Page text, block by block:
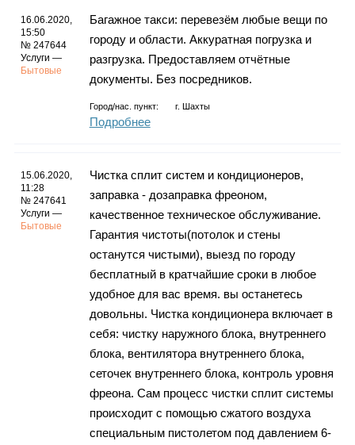
16.06.2020,
15:50
№ 247644
Услуги —
Бытовые
Багажное такси: перевезём любые вещи по
городу и области. Аккуратная погрузка и
разгрузка. Предоставляем отчётные
документы. Без посредников.
Город/нас. пункт: г. Шахты
Подробнее
15.06.2020,
11:28
№ 247641
Услуги —
Бытовые
Чистка сплит систем и кондиционеров,
заправка - дозаправка фреоном,
качественное техническое обслуживание.
Гарантия чистоты(потолок и стены
останутся чиcтыми), выезд по городу
бесплатный в кратчайшие сроки в любое
удобное для вас время. вы останетесь
довольны. Чистка кондиционера включает в
себя: чистку наружного блока, внутреннего
блока, вентилятора внутреннего блока,
сеточек внутреннего блока, контроль уровня
фреона. Сам процесс чистки сплит системы
происходит с помощью сжатого воздуха
специальным пистолетом под давлением 6-